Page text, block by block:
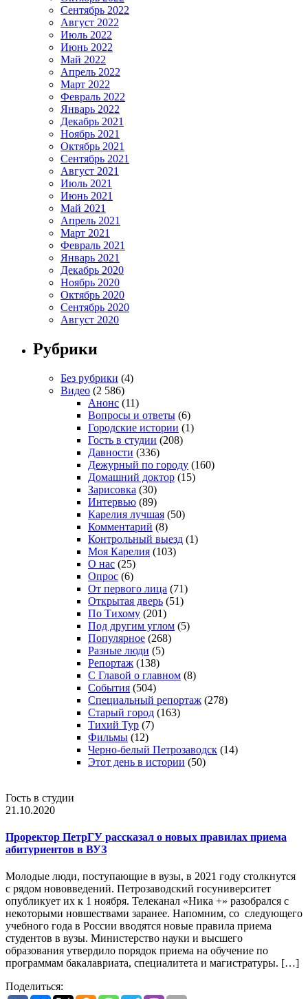
Сентябрь 2022
Август 2022
Июль 2022
Июнь 2022
Май 2022
Апрель 2022
Март 2022
Февраль 2022
Январь 2022
Декабрь 2021
Ноябрь 2021
Октябрь 2021
Сентябрь 2021
Август 2021
Июль 2021
Июнь 2021
Май 2021
Апрель 2021
Март 2021
Февраль 2021
Январь 2021
Декабрь 2020
Ноябрь 2020
Октябрь 2020
Сентябрь 2020
Август 2020
Рубрики
Без рубрики (4)
Видео (2 586)
Анонс (11)
Вопросы и ответы (6)
Городские истории (1)
Гость в студии (208)
Давности (336)
Дежурный по городу (160)
Домашний доктор (15)
Зарисовка (30)
Интервью (89)
Карелия лучшая (50)
Комментарий (8)
Контрольный выезд (1)
Моя Карелия (103)
О нас (25)
Опрос (6)
От первого лица (71)
Открытая дверь (51)
По Тихому (201)
Под другим углом (5)
Популярное (268)
Разные люди (5)
Репортаж (138)
С Главой о главном (8)
События (504)
Специальный репортаж (278)
Старый город (163)
Тихий Тур (7)
Фильмы (12)
Черно-белый Петрозаводск (14)
Этот день в истории (50)
Гость в студии
21.10.2020
Проректор ПетрГУ рассказал о новых правилах приема
абитуриентов в ВУЗ
Молодые люди, поступающие в вузы, в 2021 году столкнутся
с рядом нововведений. Петрозаводский госуниверситет
опубликует их к 1 ноября. Телеканал «Ника +» разобрался с
некоторыми новшествами заранее. Напомним, со следующего
учебного года в России вводятся новые правила приема
студентов в вузы. Министерство науки и высшего
образования утвердило порядок приема на обучение по
программам бакалавриата, специалитета и магистратуры. […]
Поделиться: